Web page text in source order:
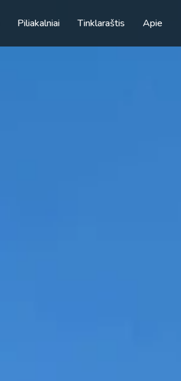
Piliakalniai Tinklaraštis Apie